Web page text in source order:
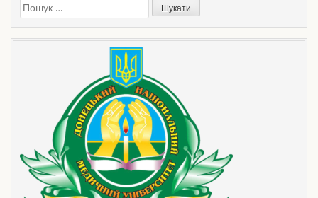
Пошук: